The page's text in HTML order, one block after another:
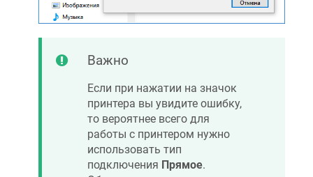
Важно
Если при нажатии на значок
принтера вы увидите ошибку,
то вероятнее всего для
работы с принтером нужно
использовать тип
подключения Прямое.